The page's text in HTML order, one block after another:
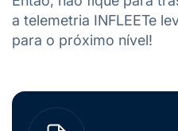
a telemetria INFLEETe
para o próximo nível!